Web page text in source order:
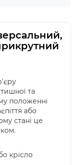
та
положенні
або
стані це
крісло